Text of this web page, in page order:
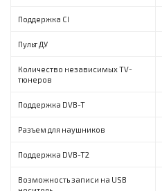
Поддержка CI
Пульт ДУ
Количество независимых TV-
тюнеров
Поддержка DVB-T
Разъем для наушников
Поддержка DVB-T2
Возможность записи на USB